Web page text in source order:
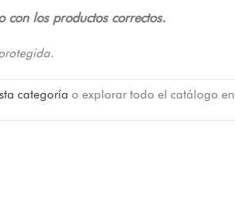
con los productos correctos.
categoría o explorar todo el catálogo en